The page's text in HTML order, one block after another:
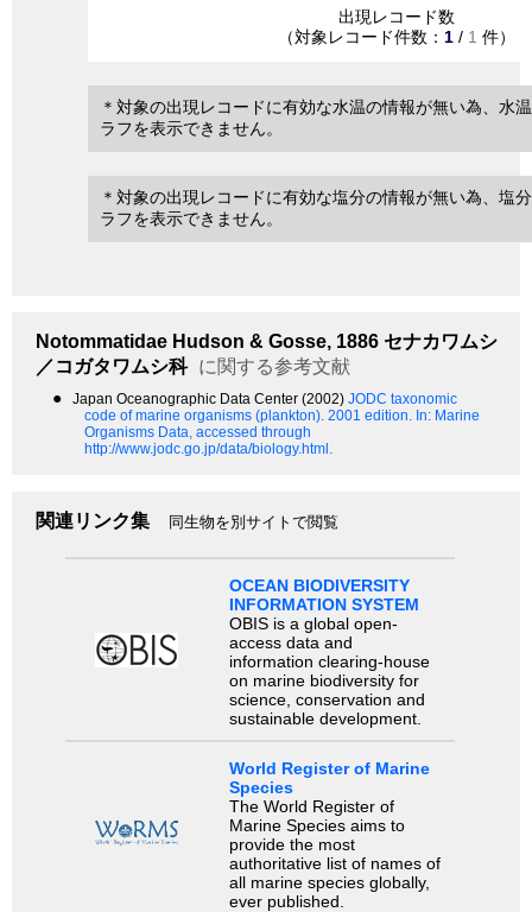
出現レコード数
（対象レコード件数： 1 / 1 件）
＊対象の出現レコードに有効な水温の情報が無い為、水
ラフを表示できません。
＊対象の出現レコードに有効な塩分の情報が無い為、塩
ラフを表示できません。
Notommatidae Hudson & Gosse, 1886 セナカワムシ
／コガタワムシ科 に関する参考文献
● Japan Oceanographic Data Center (2002) JODC taxonomic
code of marine organisms (plankton). 2001 edition. In: Marine
Organisms Data, accessed through
http://www.jodc.go.jp/data/biology.html.
関連リンク集 同生物を別サイトで閲覧
OCEAN BIODIVERSITY
INFORMATION SYSTEM
OBIS is a global open-
access data and
information clearing-house
on marine biodiversity for
science, conservation and
sustainable development.
World Register of Marine
Species
The World Register of
Marine Species aims to
provide the most
authoritative list of names of
all marine species globally,
ever published.